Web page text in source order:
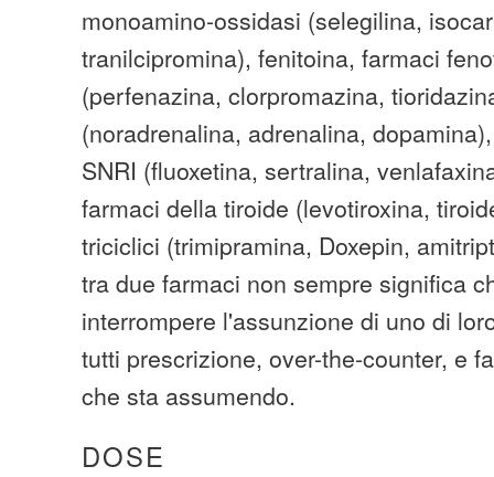
monoamino-ossidasi (selegilina,
tranilcipromina), fenitoina, farmaci
(perfenazina, clorpromazina,
(noradrenalina, adrenalina,
SNRI (fluoxetina, sertralina,
farmaci della tiroide (levotiroxina,
triciclici (trimipramina, Doxepin,
tra due farmaci non sempre significa
interrompere l'assunzione di uno di
tutti prescrizione, over-the-counter, e
che sta assumendo.
DOSE